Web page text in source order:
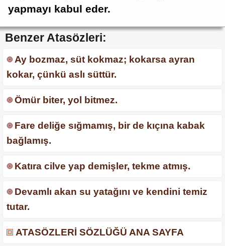
yapmayı kabul eder.
Benzer Atasözleri:
Ay bozmaz, süt kokmaz; kokarsa ayran
kokar, çünkü aslı süttür.
Ömür biter, yol bitmez.
Fare deliğe sığmamış, bir de kıçına kabak
bağlamış.
Katıra cilve yap demişler, tekme atmış.
Devamlı akan su yatağını ve kendini temiz
tutar.
ATASÖZLERİ SÖZLÜĞÜ ANA SAYFA